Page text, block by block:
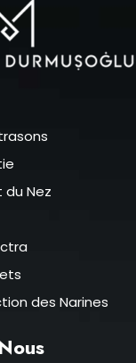
du Nez
des Narines